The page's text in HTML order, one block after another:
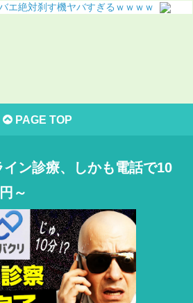
エ絶対刹す機ヤバすぎるｗｗｗｗ
PAGE TOP
ン診療、しかも電話で10
～